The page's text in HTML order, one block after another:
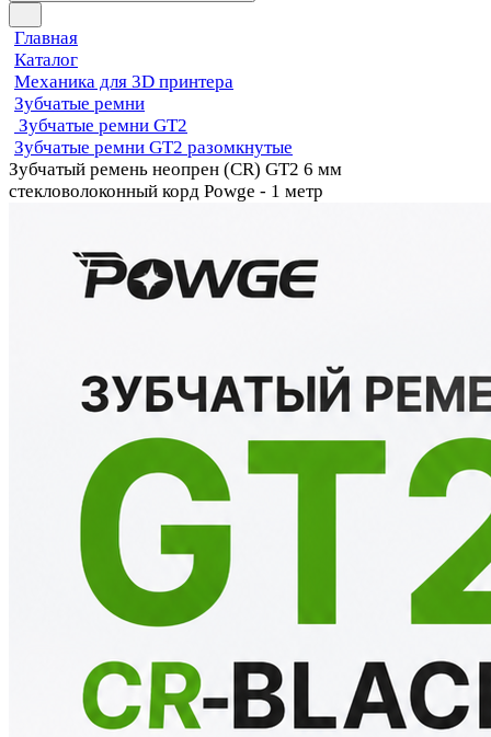
Главная
Каталог
Механика для 3D принтера
Зубчатые ремни
Зубчатые ремни GT2
Зубчатые ремни GT2 разомкнутые
Зубчатый ремень неопрен (CR) GT2 6 мм
стекловолоконный корд Powge - 1 метр